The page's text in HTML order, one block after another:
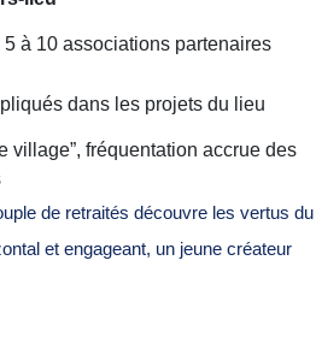
5 à 10 associations partenaires
dans les projets du lieu
village”, fréquentation accrue des
de retraités découvre les vertus du
et engageant, un jeune créateur